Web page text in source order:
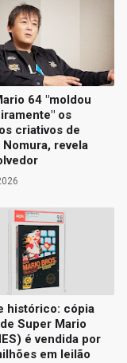
64 "moldou
os
criativos de
Nomura, revela
histórico: cópia
Super Mario
é vendida por
em leilão